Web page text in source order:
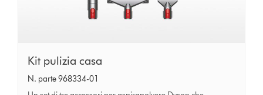
Kit
pulizia
Kit pulizia casa
N. parte 968334-01